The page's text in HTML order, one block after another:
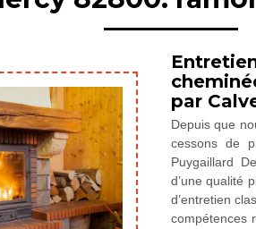
par
Depuis que
cessons de
Puygaillard
d’une qualité
d’entretien
compétences